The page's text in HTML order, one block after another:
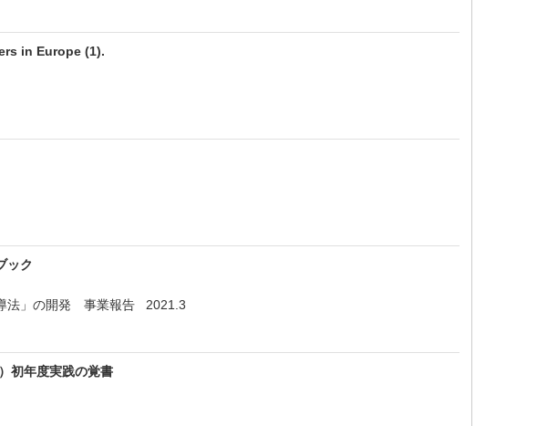
in Europe (1).
ック
導法」の開発 事業報告 2021.3
初年度実践の覚書